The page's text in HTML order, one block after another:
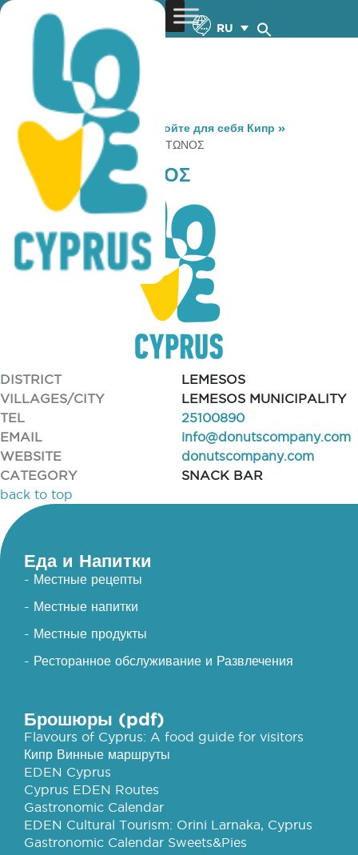
RU
You are here: Home »Откройте для себя Кипр »
Gastronomy
» GRAB ΓΛΑΔΣΤΩΝΟΣ
GRAB ΓΛΑΔΣΤΩΝΟΣ
DISTRICT
LEMESOS
VILLAGES/CITY
LEMESOS MUNICIPALITY
TEL
25100890
EMAIL
info@donutscompany.com
WEBSITE
donutscompany.com
CATEGORY
SNACK BAR
back to top
Еда и Напитки
- Местные рецепты
- Местные напитки
- Местные продукты
- Ресторанное обслуживание и Развлечения
Брошюры (pdf)
Flavours of Cyprus: A food guide for visitors
Кипр Винные маршруты
EDEN Cyprus
Cyprus EDEN Routes
Gastronomic Calendar
EDEN Cultural Tourism: Orini Larnaka, Cyprus
Gastronomic Calendar Sweets&Pies